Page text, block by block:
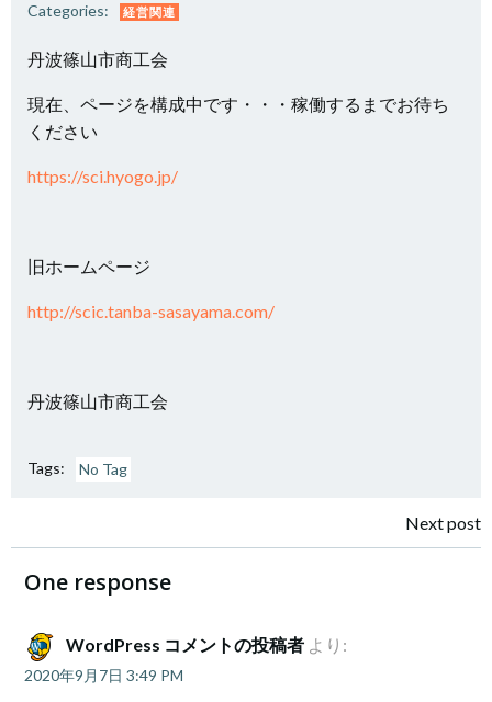
Categories: 経営関連
丹波篠山市商工会
現在、ページを構成中です・・・稼働するまでお待ち
ください
https://sci.hyogo.jp/
旧ホームページ
http://scic.tanba-sasayama.com/
丹波篠山市商工会
Tags: No Tag
ナ
Next post
One response
WordPress コメントの投稿者 より:
2020年9月7日 3:49 PM